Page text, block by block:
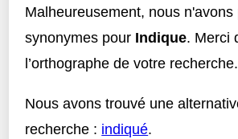
Malheureusement, nous
synonymes pour Indique. Merci
l’orthographe de votre recherche.
Nous avons trouvé une
recherche : indiqué.